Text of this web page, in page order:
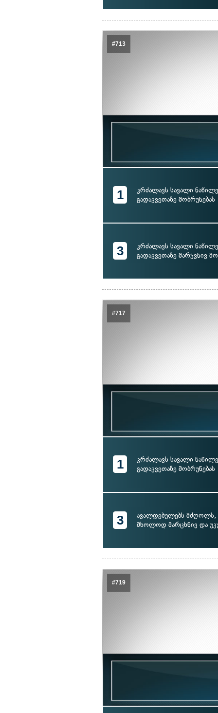
#713
1
კრძალავს სავალი
გადაკვეთაზე მობრუნებას
3
კრძალავს სავალი
გადაკვეთაზე მარჯვნივ
#717
1
კრძალავს სავალი
გადაკვეთაზე მობრუნებას
3
ავალდებულებს მძღოლს,
მხოლოდ მარცხნივ და
#719